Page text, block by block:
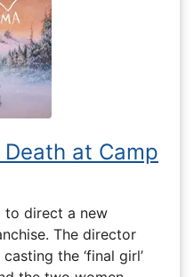
at Camp
to direct a new
The director
the ‘final girl’